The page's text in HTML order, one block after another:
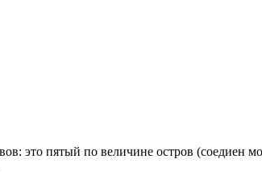
это пятый по величине остров (соедиен